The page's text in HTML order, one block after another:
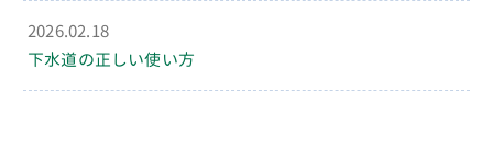
2026.02.18
下水道の正しい使い方